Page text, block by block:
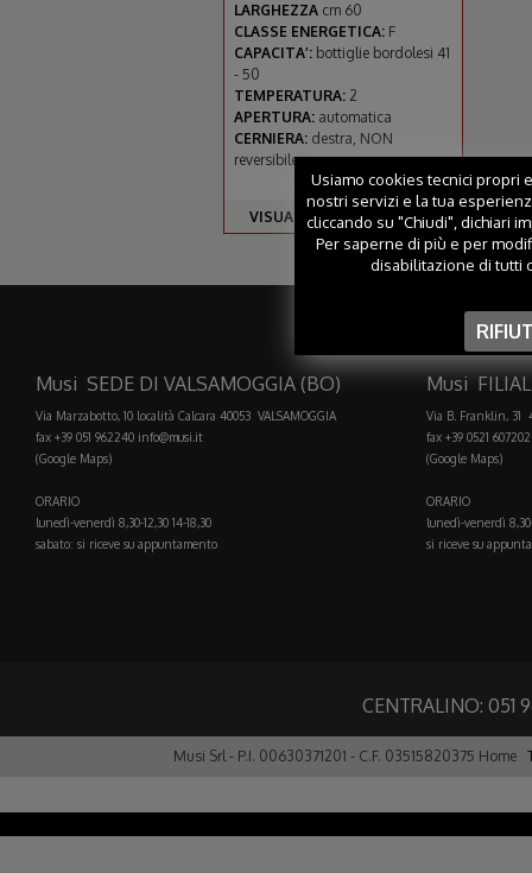
LARGHEZZA cm 60
CLASSE ENERGETICA: F
CAPACITA’: bottiglie bordolesi 41
- 50
TEMPERATURA: 2
APERTURA: automatica
CERNIERA: destra, NON
reversibile
VISUALIZZA PRODOTTO >
Musi SEDE DI VALSAMOGGIA (BO)
Via Marzabotto, 10 località Calcara 40053 VALSAMOGGIA
fax +39 051 962240 info@musi.it
(Google Maps)
ORARIO
lunedì-venerdì 8,30-12,30 14-18,30
sabato: si riceve su appuntamento
Musi
Via B. Franklin, 31
fax +39 0521 607202
(Google Maps)
ORARIO
lunedì-venerdì 8,30-
si riceve su
CENTRALINO: 051
Musi Srl - P.I. 00630371201 - C.F. 03515820375 Home
Usiamo cookies tecnici propri
nostri servizi e la tua
cliccando su "Chiudi", dichiari
Per saperne di più e per
disabilitazione di tutti